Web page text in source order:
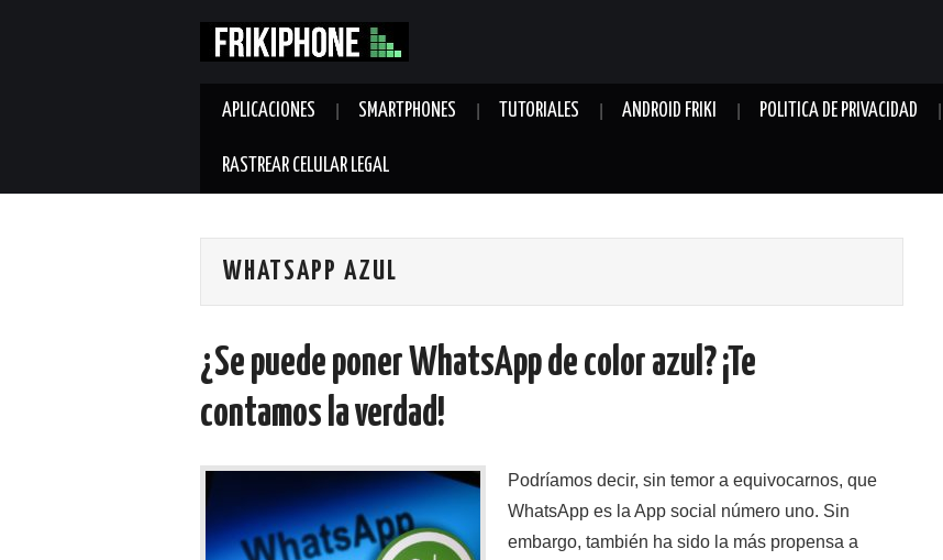
APLICACIONES SMARTPHONES TUTORIALES ANDROID FRIKI POLITICA DE PRIVACIDAD
RASTREAR CELULAR LEGAL
WHATSAPP AZUL
¿Se puede poner WhatsApp de color azul? ¡Te
contamos la verdad!
Podríamos decir, sin temor a equivocarnos, que
WhatsApp es la App social número uno. Sin
embargo, también ha sido la más propensa a